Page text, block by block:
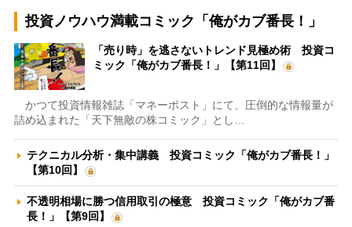
投資ノウハウ満載コミック「俺がカブ番長！」
「売り時」を逃さないトレンド見極め術 投資コ
ミック「俺がカブ番長！」【第11回】
かつて投資情報雑誌「マネーポスト」にて、圧倒的な情報量が
詰め込まれた「天下無敵の株コミック」とし…
テクニカル分析・集中講義 投資コミック「俺がカブ番長！」
【第10回】
不透明相場に勝つ信用取引の極意 投資コミック「俺がカブ番
長！」【第9回】